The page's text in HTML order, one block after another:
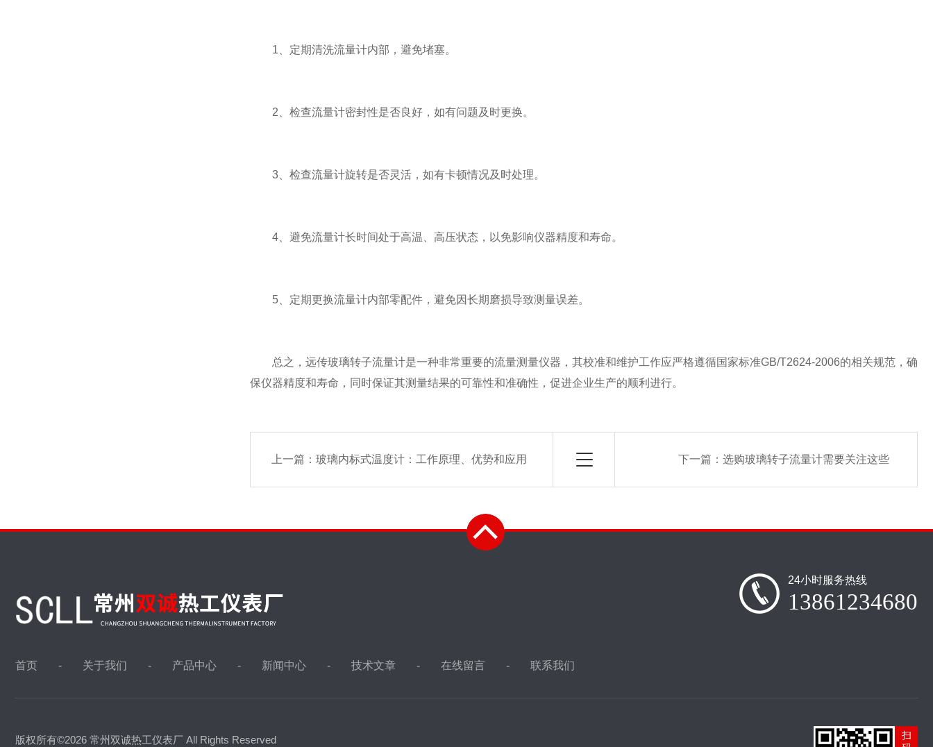
1、定期清洗流量计内部，避免堵塞。
2、检查流量计密封性是否良好，如有问题及时更换。
3、检查流量计旋转是否灵活，如有卡顿情况及时处理。
4、避免流量计长时间处于高温、高压状态，以免影响仪器精度和寿命。
5、定期更换流量计内部零配件，避免因长期磨损导致测量误差。
总之，远传玻璃转子流量计是一种非常重要的流量测量仪器，其校准和维护工作应严格遵循国家标准GB/T2624-2006的相关规范，确
保仪器精度和寿命，同时保证其测量结果的可靠性和准确性，促进企业生产的顺利进行。
上一篇： 玻璃内标式温度计：工作原理、优势和应用 下一篇： 选购玻璃转子流量计需要关注这些
首页 关于我们 产品中心 新闻中心 技术文章 在线留言 联系我们
24小时服务热线
13861234680
版权所有©2026 常州双诚热工仪表厂 All Rights Reserved
扫